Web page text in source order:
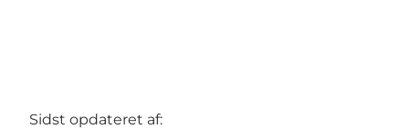
Sidst opdateret af: